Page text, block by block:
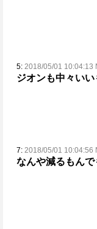
5: 2018/05/01 10:04:13
ジオンも中々い
7: 2018/05/01 10:04:56
なんや減るもんで